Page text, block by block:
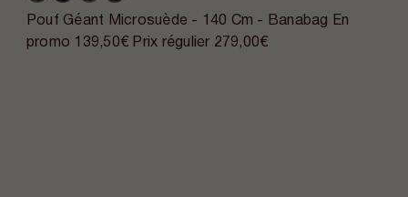
Pouf Géant Microsuède - 140 Cm - Banabag
En
promo
139,50€ Prix régulier 279,00€